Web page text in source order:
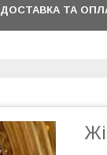
ДОСТАВКА ТА